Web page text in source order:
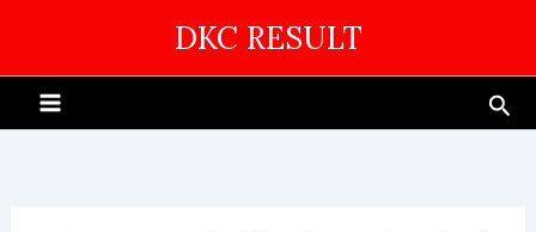
content
DKC RESULT